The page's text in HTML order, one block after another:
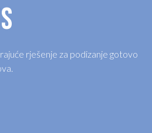
rješenje za podizanje gotovo